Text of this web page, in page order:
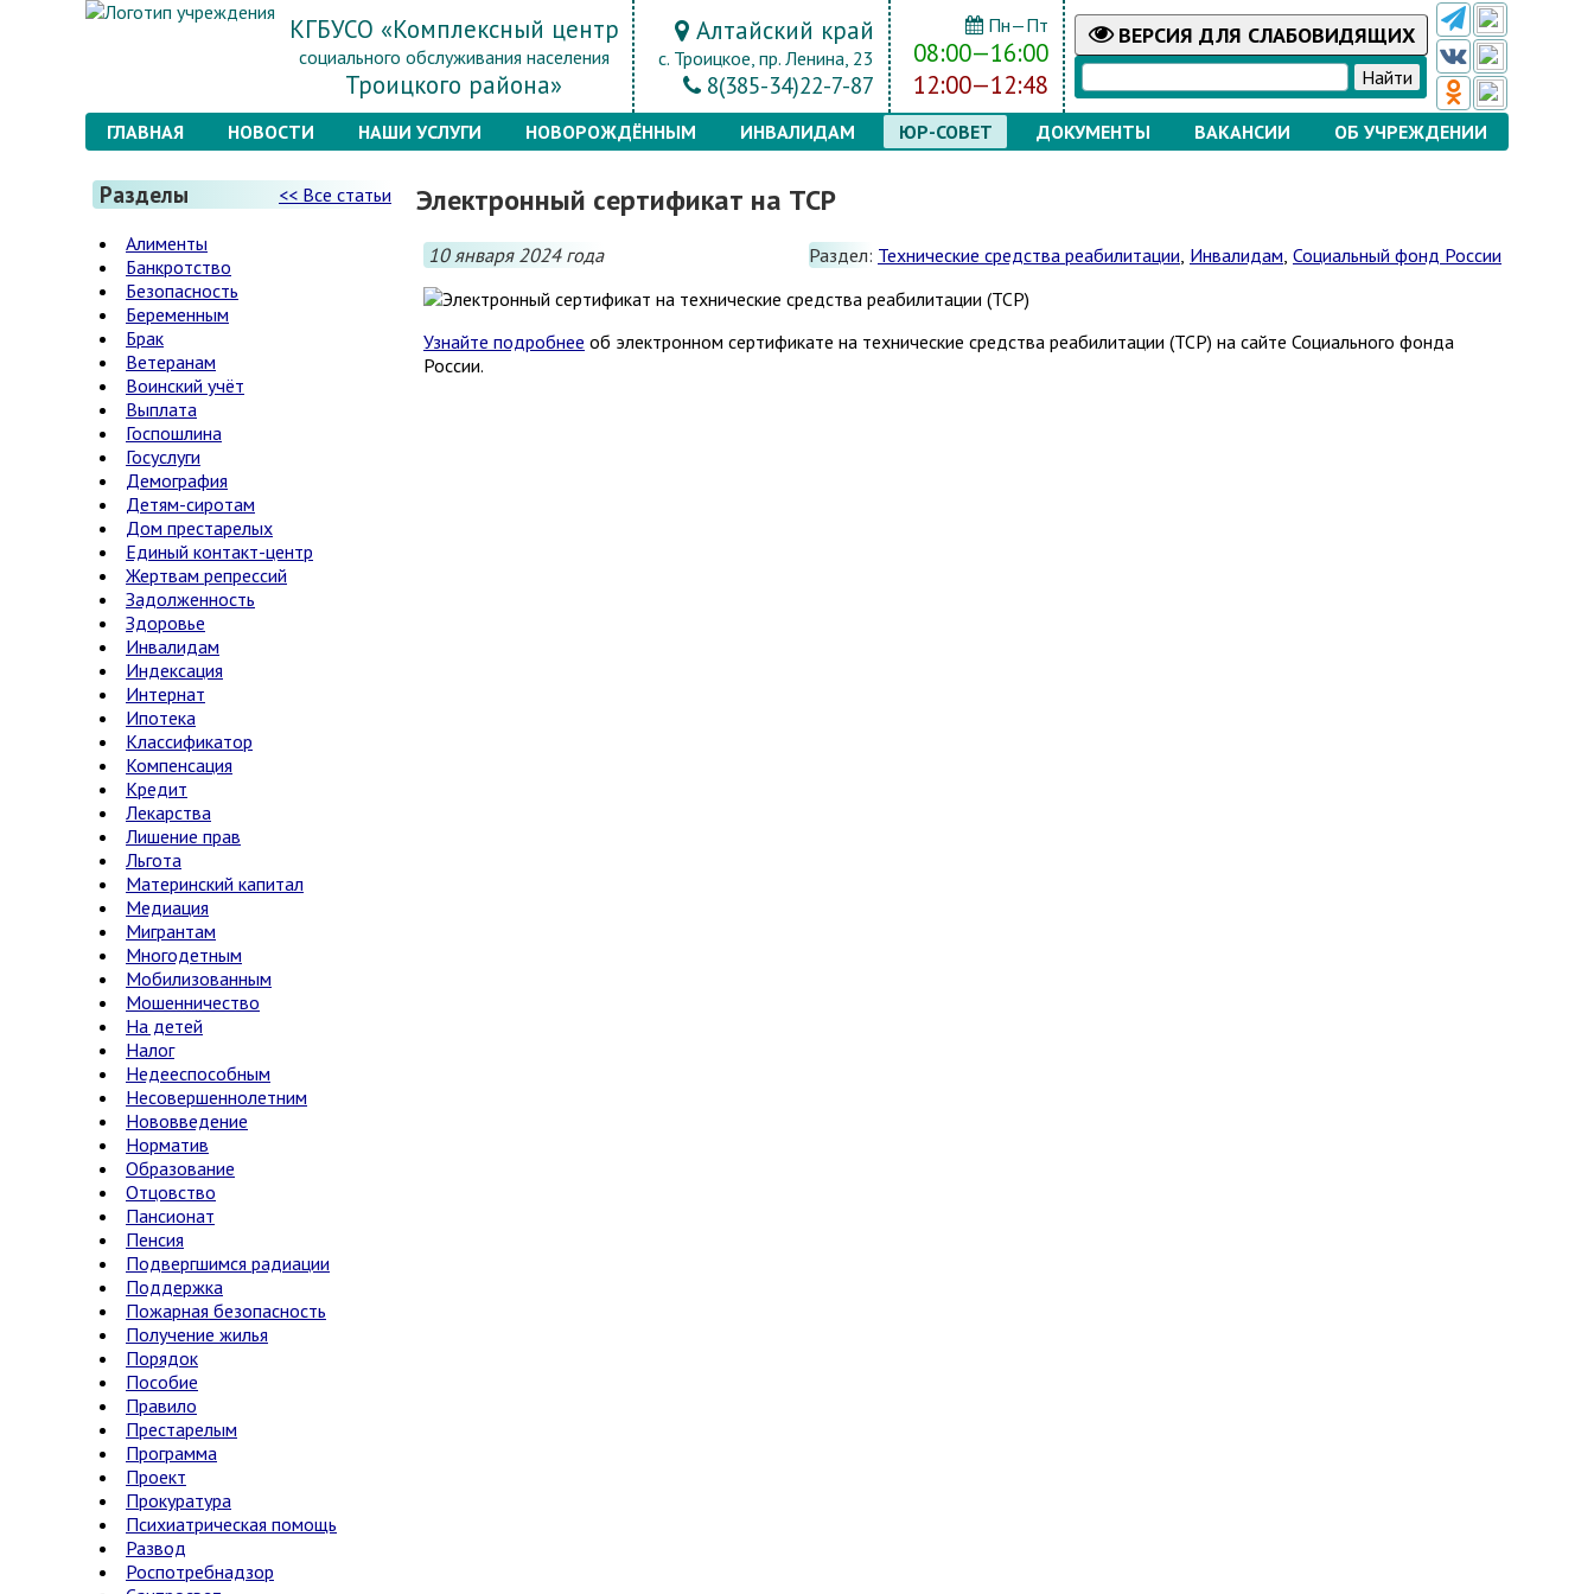
КГБУСО «Комплексный центр
социального обслуживания населения
Троицкого района»
Алтайский край
с. Троицкое, пр. Ленина, 23
8(385-34)22-7-87
Пн—Пт
08:00—16:00
12:00—12:48
ВЕРСИЯ ДЛЯ СЛАБОВИДЯЩИХ
ГЛАВНАЯ НОВОСТИ НАШИ УСЛУГИ НОВОРОЖДЁННЫМ ИНВАЛИДАМ ЮР-СОВЕТ ДОКУМЕНТЫ ВАКАНСИИ ОБ УЧРЕЖДЕНИИ
Разделы << Все статьи
Алименты
Банкротство
Безопасность
Беременным
Брак
Ветеранам
Воинский учёт
Выплата
Госпошлина
Госуслуги
Демография
Детям-сиротам
Дом престарелых
Единый контакт-центр
Жертвам репрессий
Задолженность
Здоровье
Инвалидам
Индексация
Интернат
Ипотека
Классификатор
Компенсация
Кредит
Лекарства
Лишение прав
Льгота
Материнский капитал
Медиация
Мигрантам
Многодетным
Мобилизованным
Мошенничество
На детей
Налог
Недееспособным
Несовершеннолетним
Нововведение
Норматив
Образование
Отцовство
Пансионат
Пенсия
Подвергшимся радиации
Поддержка
Пожарная безопасность
Получение жилья
Порядок
Пособие
Правило
Престарелым
Программа
Проект
Прокуратура
Психиатрическая помощь
Развод
Роспотребнадзор
Электронный сертификат на ТСР
10 января 2024 года Раздел: Технические средства реабилитации Инвалидам Социальный фонд России
Узнайте подробнее об электронном сертификате на технические средства реабилитации (ТСР) на сайте Социального фонда
России.